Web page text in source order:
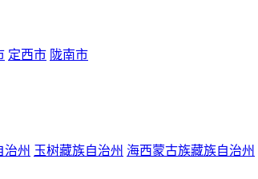
定西市 陇南市
治州 玉树藏族自治州 海西蒙古族藏族自治州